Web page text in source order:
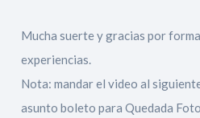
Mucha suerte y gracias por
experiencias.
Nota: mandar el video al
asunto boleto para Quedada